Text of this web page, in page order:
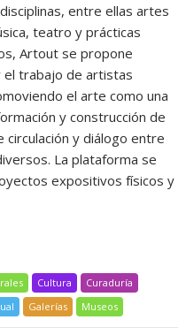
entre ellas artes
teatro y prácticas
Artout se propone
el trabajo de artistas
el arte como una
y construcción de
y diálogo entre
La plataforma se
expositivos físicos y
Cultura
Curaduría
Galerías Museos